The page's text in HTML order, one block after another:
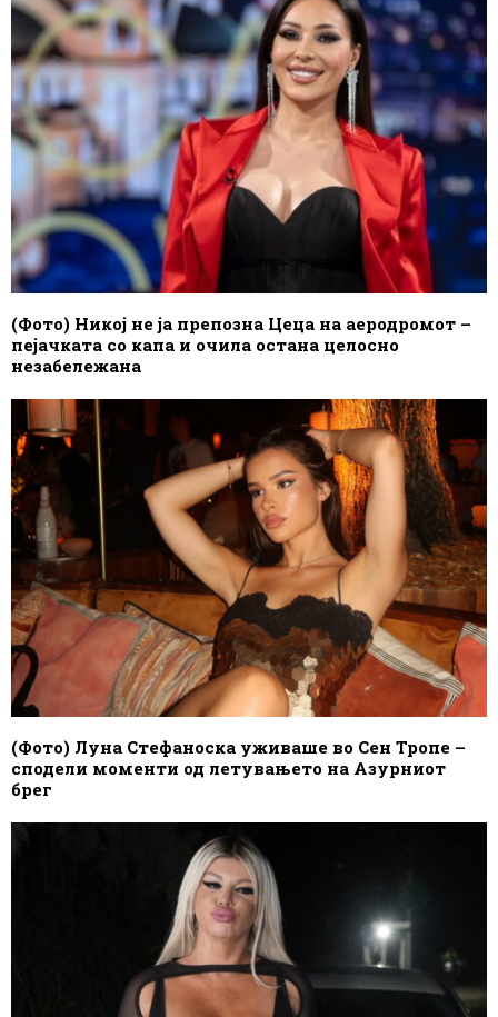
(Фото) Никој не ја препозна Цеца на аеродромот –
пејачката со капа и очила остана целосно
незабележана
(Фото) Луна Стефаноска уживаше во Сен Тропе –
сподели моменти од летувањето на Азурниот
брег